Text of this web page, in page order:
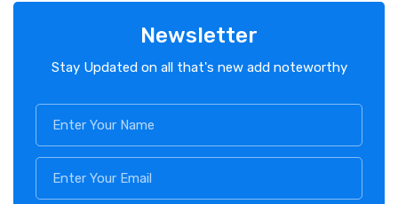
Newsletter
Stay Updated on all that's new add noteworthy